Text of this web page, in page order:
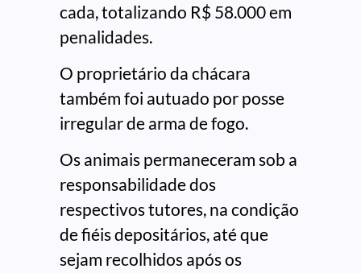
cada, totalizando R$ 58.000 em
penalidades.
O proprietário da chácara
também foi autuado por posse
irregular de arma de fogo.
Os animais permaneceram sob a
responsabilidade dos
respectivos tutores, na condição
de fiéis depositários, até que
sejam recolhidos após os